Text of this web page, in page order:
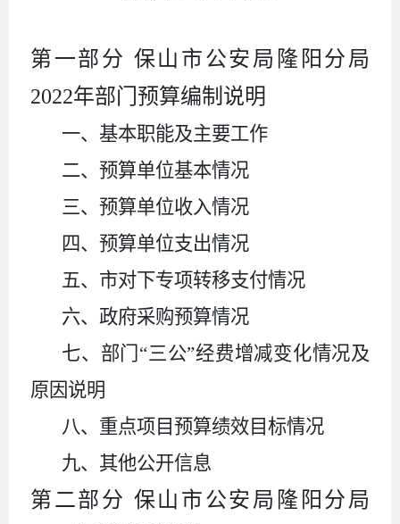
第一部分 保山市公安局隆阳分局
2022年部门预算编制说明
一、基本职能及主要工作
二、预算单位基本情况
三、预算单位收入情况
四、预算单位支出情况
五、市对下专项转移支付情况
六、政府采购预算情况
七、部门 “三公”经费增减变化情况及
原因说明
八、重点项目预算绩效目标情况
九、其他公开信息
第二部分 保山市公安局隆阳分局